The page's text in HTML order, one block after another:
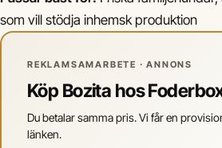
som vill stödja inhemsk produktion
REKLAMSAMARBETE · ANNONS
Köp Bozita hos
Du betalar samma pris. Vi får en
länken.